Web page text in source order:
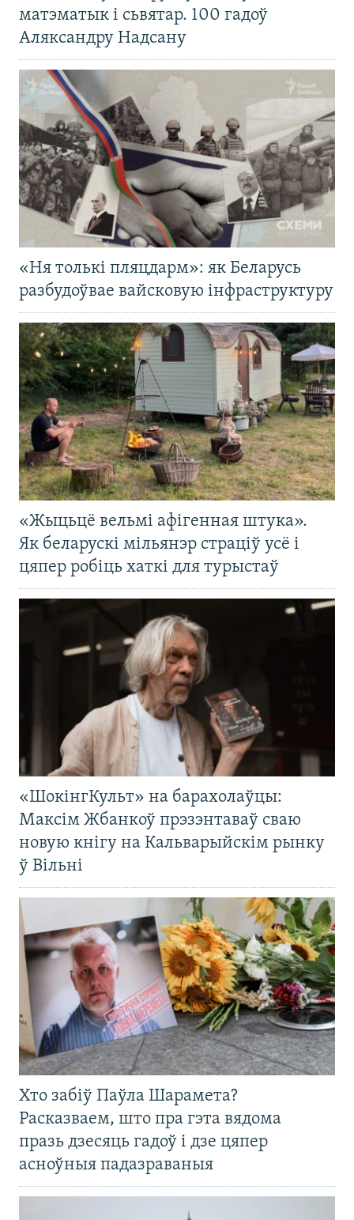
матэматык і сьвятар. 100 гадоў
Аляксандру Надсану
«Ня толькі пляцдарм»: як Беларусь
разбудоўвае вайсковую інфраструктуру
«Жыцьцё вельмі афігенная штука».
Як беларускі мільянэр страціў усё і
цяпер робіць хаткі для турыстаў
«ШокінгКульт» на барахолаўцы:
Максім Жбанкоў прэзэнтаваў сваю
новую кнігу на Кальварыйскім рынку
ў Вільні
Хто забіў Паўла Шарамета?
Расказваем, што пра гэта вядома
празь дзесяць гадоў і дзе цяпер
асноўныя падазраваныя